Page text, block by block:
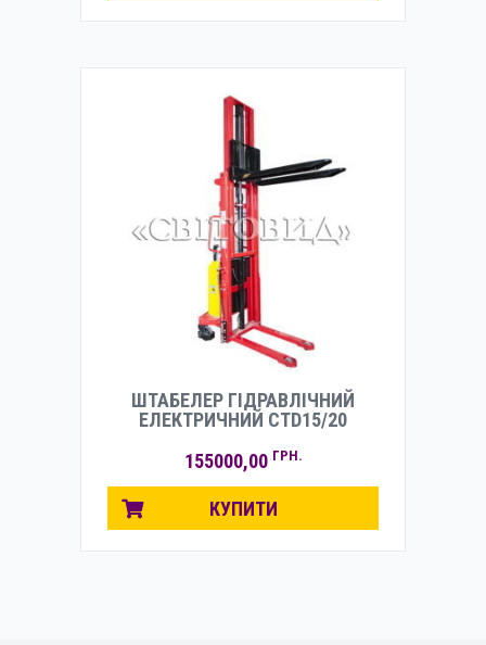
ШТАБЕЛЕР ГІДРАВЛІЧНИЙ
ЕЛЕКТРИЧНИЙ CTD15/20
155000,00 ГРН.
КУПИТИ